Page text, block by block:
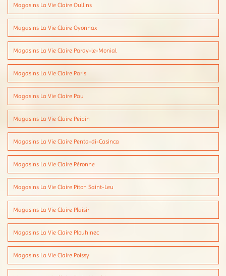
Magasins La Vie Claire Oullins
Magasins La Vie Claire Oyonnax
Magasins La Vie Claire Paray-le-Monial
Magasins La Vie Claire Paris
Magasins La Vie Claire Pau
Magasins La Vie Claire Peipin
Magasins La Vie Claire Penta-di-Casinca
Magasins La Vie Claire Péronne
Magasins La Vie Claire Piton Saint-Leu
Magasins La Vie Claire Plaisir
Magasins La Vie Claire Plouhinec
Magasins La Vie Claire Poissy